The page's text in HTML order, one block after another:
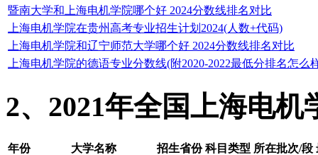
暨南大学和上海电机学院哪个好 2024分数线排名对比
上海电机学院在贵州高考专业招生计划2024(人数+代码)
上海电机学院和辽宁师范大学哪个好 2024分数线排名对比
上海电机学院的德语专业分数线(附2020-2022最低分排名怎么
2、2021年全国上海电机
年份 大学名称 招生省份 科目类型 所在批次/段